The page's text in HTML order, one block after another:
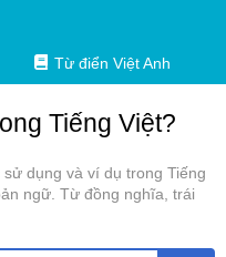
Từ điển Việt Anh
Tiếng Việt?
dụng và ví dụ trong Tiếng
ngữ. Từ đồng nghĩa, trái